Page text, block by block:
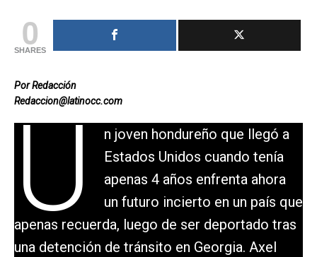
0
SHARES
Por Redacción
Redaccion@latinocc.com
U
n joven hondureño que llegó a
Estados Unidos cuando tenía
apenas 4 años enfrenta ahora
un futuro incierto en un país que
apenas recuerda, luego de ser deportado tras
una detención de tránsito en Georgia. Axel